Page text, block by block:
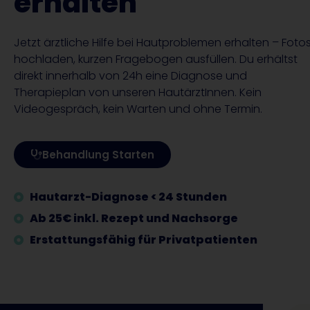
Jetzt ärztliche Hilfe bei Hautproblemen erhalten –
hochladen, kurzen Fragebogen ausfüllen. Du erhältst
direkt innerhalb von 24h eine Diagnose und
Therapieplan von unseren HautärztInnen. Kein
Videogespräch, kein Warten und ohne Termin.
Behandlung Starten
Hautarzt-Diagnose < 24 Stunden
Ab 25€ inkl. Rezept und Nachsorge
Erstattungsfähig für Privatpatienten